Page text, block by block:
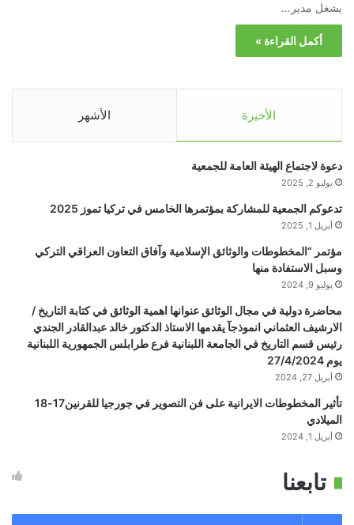
يشغل مدير…
أكمل القراءة »
الأخيرة الأشهر
دعوة لاجتماع الهيئة العامة للجمعية
يوليو 2, 2025
تدعوكم الجمعية للمشاركة بمؤتمرها الخامس في تركيا تموز 2025
أبريل 1, 2025
مؤتمر “المخطوطات والوثائق الإسلامية وآفاق التعاون العراقي التركي
وسبل الاستفادة منها
يوليو 9, 2024
محاضرة دولية في مجال الوثائق عنوانها اهمية الوثائق في كتابة التاريخ /
الارشيف العثماني انموذجآ يقدمها الاستاذ الدكتور خالد عبدالقادر الجندي
رئيس قسم التاريخ في الجامعة اللبنانية فرع طرابلس الجمهورية اللبنانية
يوم 27/4/2024
أبريل 27, 2024
تأثير المخطوطات الايرانية على فن التصوير في جورجيا للقرنين17-18
الميلادي
أبريل 1, 2024
تابعنا